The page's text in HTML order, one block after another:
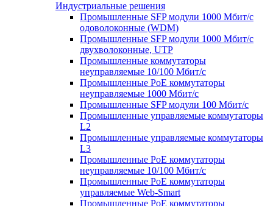
Индустриальные решения
Промышленные SFP модули 1000 Мбит/c
одоволоконные (WDM)
Промышленные SFP модули 1000 Мбит/c
двухволоконные, UTP
Промышленные коммутаторы
неуправляемые 10/100 Мбит/с
Промышленные PoE коммутаторы
неуправляемые 1000 Мбит/с
Промышленные SFP модули 100 Мбит/c
Промышленные управляемые коммутаторы
L2
Промышленные управляемые коммутаторы
L3
Промышленные PoE коммутаторы
неуправляемые 10/100 Мбит/с
Промышленные PoE коммутаторы
управляемые Web-Smart
Промышленные PoE коммутаторы